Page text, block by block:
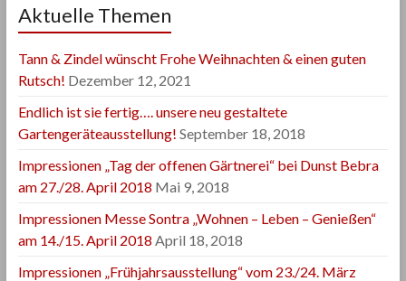
Aktuelle Themen
Tann & Zindel wünscht Frohe Weihnachten & einen guten
Rutsch! Dezember 12, 2021
Endlich ist sie fertig…. unsere neu gestaltete
Gartengeräteausstellung! September 18, 2018
Impressionen „Tag der offenen Gärtnerei“ bei Dunst Bebra
am 27./28. April 2018 Mai 9, 2018
Impressionen Messe Sontra „Wohnen – Leben – Genießen“
am 14./15. April 2018 April 18, 2018
Impressionen „Frühjahrsausstellung“ vom 23./24. März